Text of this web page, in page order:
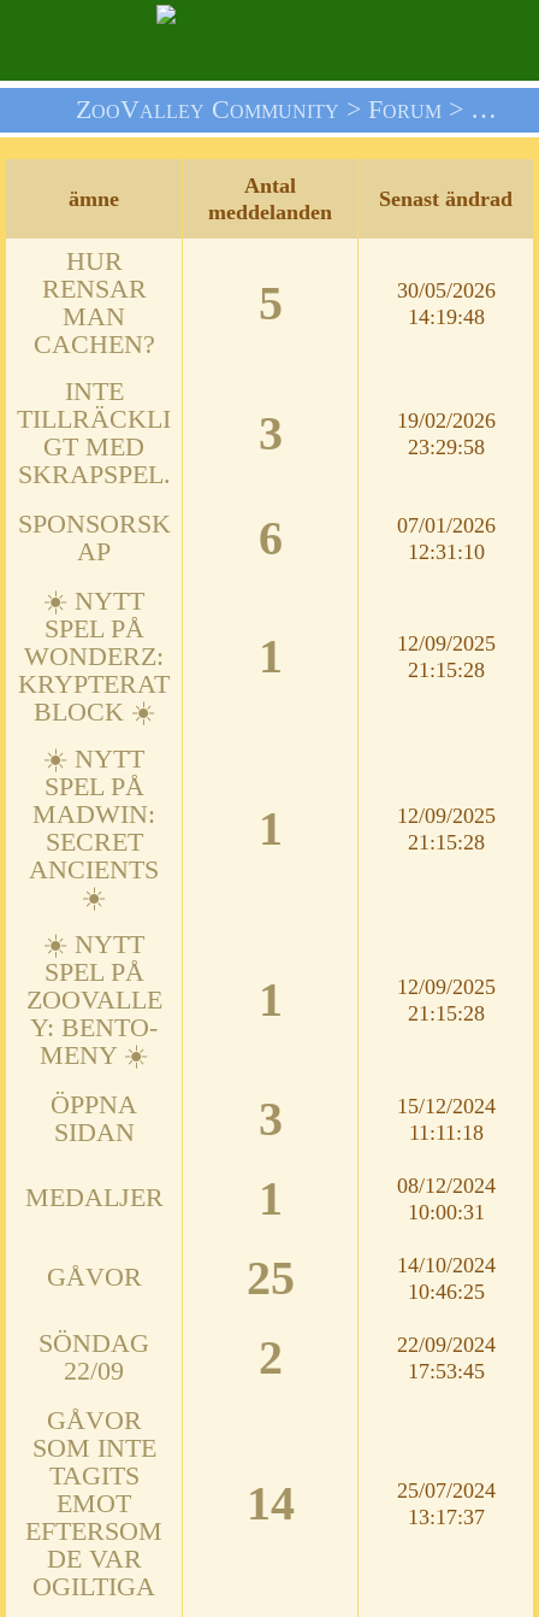
ZooValley Community > Forum> Vi Informerar Dig
ämne
Antal
meddelanden
Senast ändrad
HUR
RENSAR
MAN
CACHEN?
5
30/05/2026
14:19:48
INTE
TILLRÄCKLI
GT MED
SKRAPSPEL.
3
19/02/2026
23:29:58
SPONSORSK
AP
6
07/01/2026
12:31:10
☀️ NYTT
SPEL PÅ
WONDERZ:
KRYPTERAT
BLOCK ☀️
1
12/09/2025
21:15:28
☀️ NYTT
SPEL PÅ
MADWIN:
SECRET
ANCIENTS
☀️
1
12/09/2025
21:15:28
☀️ NYTT
SPEL PÅ
ZOOVALLE
Y: BENTO-
MENY ☀️
1
12/09/2025
21:15:28
ÖPPNA
SIDAN
3
15/12/2024
11:11:18
MEDALJER 1
08/12/2024
10:00:31
GÅVOR 25
14/10/2024
10:46:25
SÖNDAG
22/09
2
22/09/2024
17:53:45
GÅVOR
SOM INTE
TAGITS
EMOT
EFTERSOM
DE VAR
OGILTIGA
14
25/07/2024
13:17:37